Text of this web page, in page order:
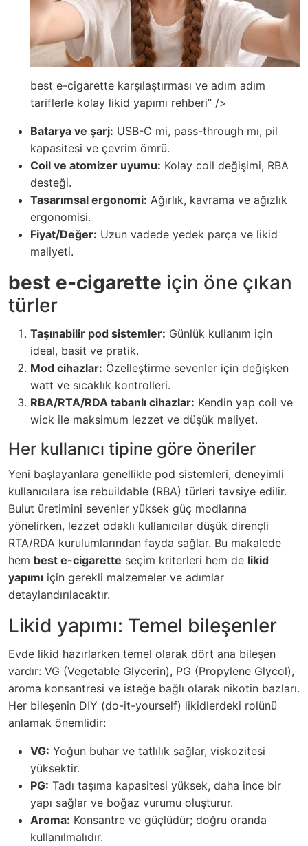
best e-cigarette karşılaştırması ve adım adım
tariflerle kolay likid yapımı rehberi” />
Batarya ve şarj: USB-C mi, pass-through mı, pil
kapasitesi ve çevrim ömrü.
Coil ve atomizer uyumu: Kolay coil değişimi, RBA
desteği.
Tasarımsal ergonomi: Ağırlık, kavrama ve ağızlık
ergonomisi.
Fiyat/Değer: Uzun vadede yedek parça ve likid
maliyeti.
best e-cigarette için öne çıkan
türler
Taşınabilir pod sistemler: Günlük kullanım için
ideal, basit ve pratik.
Mod cihazlar: Özelleştirme sevenler için değişken
watt ve sıcaklık kontrolleri.
RBA/RTA/RDA tabanlı cihazlar: Kendin yap coil ve
wick ile maksimum lezzet ve düşük maliyet.
Her kullanıcı tipine göre öneriler
Yeni başlayanlara genellikle pod sistemleri, deneyimli
kullanıcılara ise rebuildable (RBA) türleri tavsiye edilir.
Bulut üretimini sevenler yüksek güç modlarına
yönelirken, lezzet odaklı kullanıcılar düşük dirençli
RTA/RDA kurulumlarından fayda sağlar. Bu makalede
hem best e-cigarette seçim kriterleri hem de likid
yapımı için gerekli malzemeler ve adımlar
detaylandırılacaktır.
Likid yapımı: Temel bileşenler
Evde likid hazırlarken temel olarak dört ana bileşen
vardır: VG (Vegetable Glycerin), PG (Propylene Glycol),
aroma konsantresi ve isteğe bağlı olarak nikotin bazları.
Her bileşenin DIY (do-it-yourself) likidlerdeki rolünü
anlamak önemlidir:
VG: Yoğun buhar ve tatlılık sağlar, viskozitesi
yüksektir.
PG: Tadı taşıma kapasitesi yüksek, daha ince bir
yapı sağlar ve boğaz vurumu oluşturur.
Aroma: Konsantre ve güçlüdür; doğru oranda
kullanılmalıdır.